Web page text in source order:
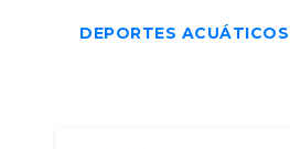
DEPORTES ACUÁTICOS